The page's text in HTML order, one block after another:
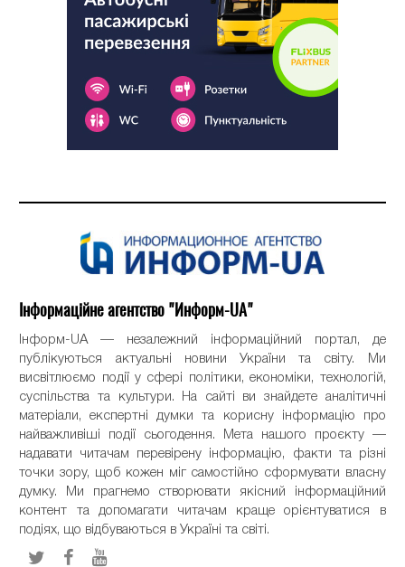
Інформаційне агентство "Информ-UA"
Інформ-UA — незалежний інформаційний портал, де
публікуються актуальні новини України та світу. Ми
висвітлюємо події у сфері політики, економіки, технологій,
суспільства та культури. На сайті ви знайдете аналітичні
матеріали, експертні думки та корисну інформацію про
найважливіші події сьогодення. Мета нашого проєкту —
надавати читачам перевірену інформацію, факти та різні
точки зору, щоб кожен міг самостійно сформувати власну
думку. Ми прагнемо створювати якісний інформаційний
контент та допомагати читачам краще орієнтуватися в
подіях, що відбуваються в Україні та світі.